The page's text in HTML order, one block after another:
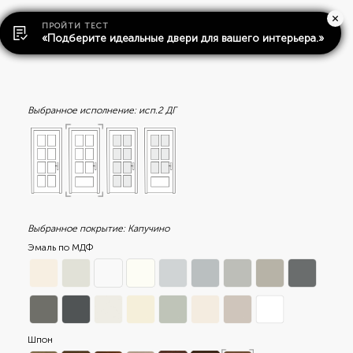
Выбранное исполнение: исп.2 ДГ
Выбранное покрытие: Капучино
Эмаль по МДФ
Шпон
ПРОЙТИ ТЕСТ
«Подберите идеальные двери для вашего интерьера.»